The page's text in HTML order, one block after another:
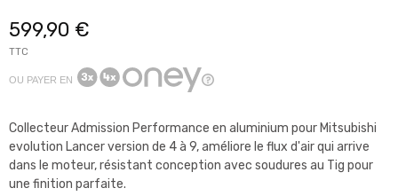
599,90 €
TTC
OU PAYER EN
Collecteur Admission Performance en aluminium pour Mitsubishi
evolution Lancer version de 4 à 9, améliore le flux d'air qui arrive
dans le moteur, résistant conception avec soudures au Tig pour
une finition parfaite.